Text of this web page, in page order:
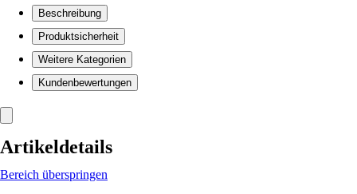
Beschreibung
Produktsicherheit
Weitere Kategorien
Kundenbewertungen
Artikeldetails
Bereich überspringen